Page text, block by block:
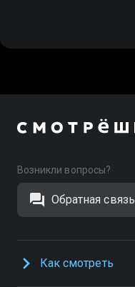
Возникли вопросы?
Обратная связь
Как смотреть